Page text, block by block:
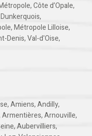
,Côte d’Opale,
Dunkerquois,
,Métropole Lilloise,
Denis,Val-d'Oise,
,Amiens,Andilly,
Armentières,Arnouville,
,Aubervilliers,